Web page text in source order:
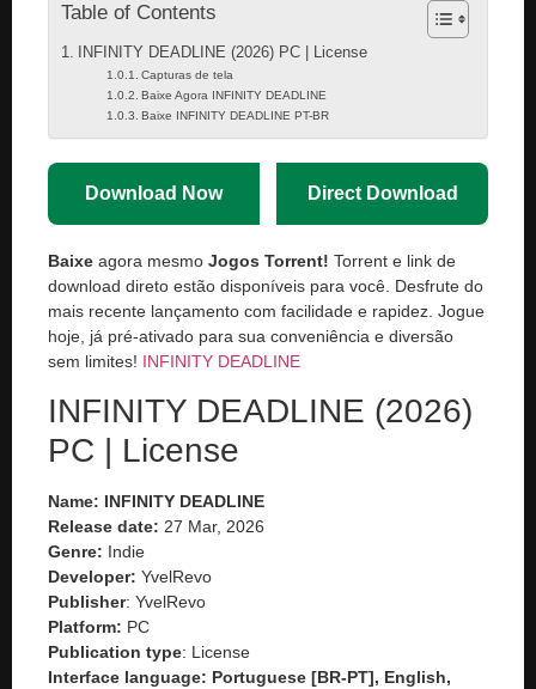
Table of Contents
INFINITY DEADLINE (2026) PC | License
Capturas de tela
Baixe Agora INFINITY DEADLINE
Baixe INFINITY DEADLINE PT-BR
Download Now Direct Download
Baixe agora mesmo Jogos Torrent! Torrent e link de
download direto estão disponíveis para você. Desfrute do
mais recente lançamento com facilidade e rapidez. Jogue
hoje, já pré-ativado para sua conveniência e diversão
sem limites! INFINITY DEADLINE
INFINITY DEADLINE (2026)
PC | License
Name: INFINITY DEADLINE
Release date: 27 Mar, 2026
Genre: Indie
Developer: YvelRevo
Publisher: YvelRevo
Platform: PC
Publication type: License
Interface language: Portuguese [BR-PT], English,